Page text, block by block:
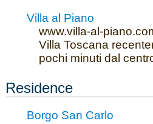
Villa al Piano
www.villa-al-
Villa Toscana
pochi minuti dal
Residence
Borgo San Carlo